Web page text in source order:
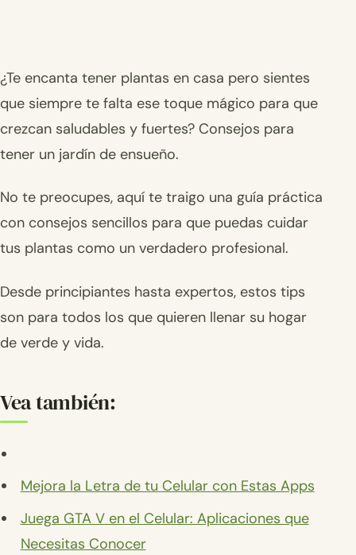
¿Te encanta tener plantas en casa pero sientes
que siempre te falta ese toque mágico para que
crezcan saludables y fuertes? Consejos para
tener un jardín de ensueño.
No te preocupes, aquí te traigo una guía práctica
con consejos sencillos para que puedas cuidar
tus plantas como un verdadero profesional.
Desde principiantes hasta expertos, estos tips
son para todos los que quieren llenar su hogar
de verde y vida.
Vea también:
Mejora la Letra de tu Celular con Estas Apps
Juega GTA V en el Celular: Aplicaciones que
Necesitas Conocer